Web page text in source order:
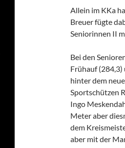
Allein im KKa
Breuer fügte
Seniorinnen II
Bei den
Frühauf (284,3)
hinter dem
Sportschützen
Ingo
Meter aber
dem
aber mit der